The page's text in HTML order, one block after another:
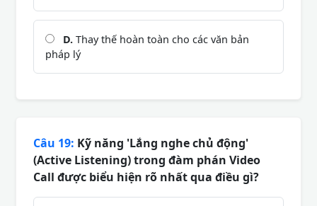
D. Thay thế hoàn toàn cho các văn bản
pháp lý
Câu 19: Kỹ năng 'Lắng nghe chủ động'
(Active Listening) trong đàm phán Video
Call được biểu hiện rõ nhất qua điều gì?